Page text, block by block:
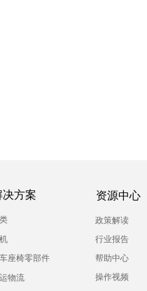
决方案
座椅零部件
物流
资源中心
政策解读
行业报告
帮助中心
操作视频